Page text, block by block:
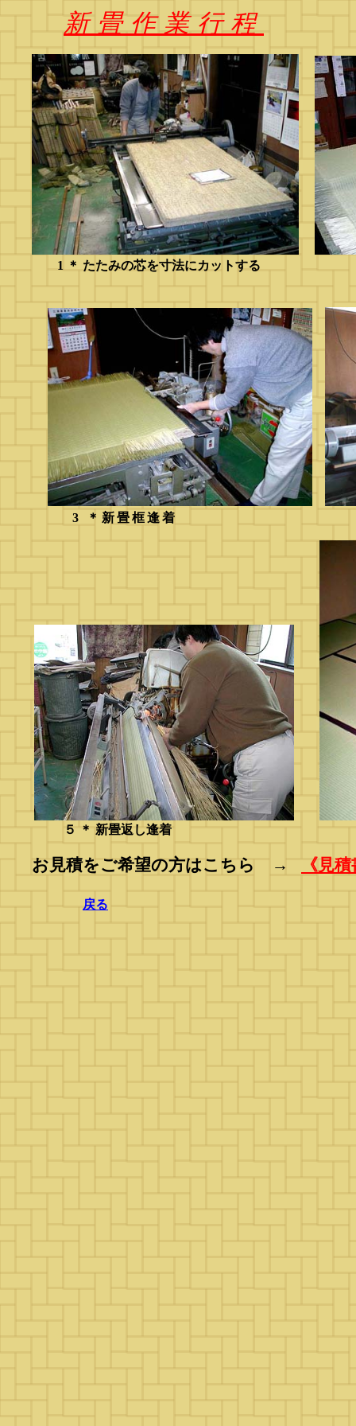
新畳作業行程
1 ＊ たたみの芯を寸法にカットする
3 ＊新畳框逢着 ４ ＊
５ ＊ 新畳返し逢着 ６ ＊ 新畳
お見積をご希望の方はこちら → 《見積
戻る